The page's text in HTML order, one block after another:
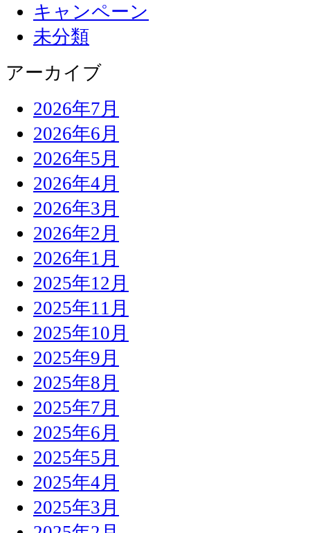
キャンペーン
未分類
アーカイブ
2026年7月
2026年6月
2026年5月
2026年4月
2026年3月
2026年2月
2026年1月
2025年12月
2025年11月
2025年10月
2025年9月
2025年8月
2025年7月
2025年6月
2025年5月
2025年4月
2025年3月